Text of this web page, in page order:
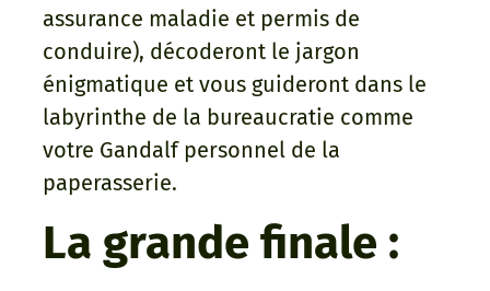
assurance maladie et permis de
conduire), décoderont le jargon
énigmatique et vous guideront dans le
labyrinthe de la bureaucratie comme
votre Gandalf personnel de la
paperasserie.
La grande finale :